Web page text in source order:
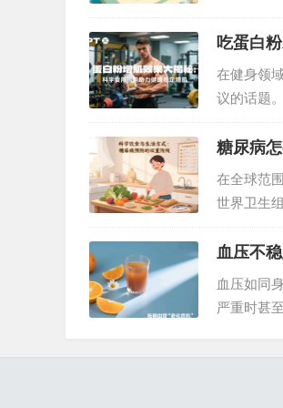
研究表明
用。纽崔
吃蛋白
在健身领
议的话题
细解读。…
糖尿病
在全球范
世界卫生
预，大部
尿病的预
血压不
血压如同
严重时甚